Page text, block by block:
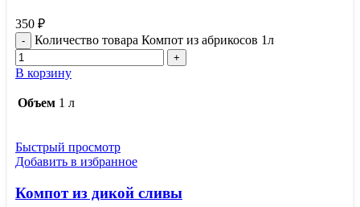
350 ₽
Количество товара Компот из абрикосов 1л
В корзину
Объем 1 л
Быстрый просмотр
Добавить в избранное
Компот из дикой сливы